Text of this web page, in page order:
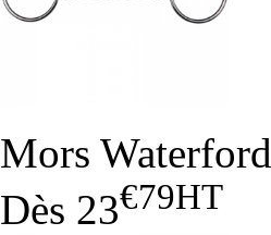
Mors Waterford
Dès 23€79HT